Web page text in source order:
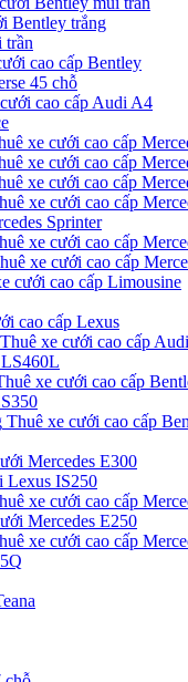
Bentley trắng
trần
cao cấp Bentley
45 chỗ
cao cấp Audi A4
xe cưới cao cấp
xe cưới cao cấp
xe cưới cao cấp
xe cưới cao cấp
Sprinter
xe cưới cao cấp
xe cưới cao cấp
cưới cao cấp Limousine
cao cấp Lexus
Thuê xe cưới cao cấp
xe cưới cao cấp
Thuê xe cưới cao cấp
Mercedes E300
Lexus IS250
xe cưới cao cấp
Mercedes E250
xe cưới cao cấp